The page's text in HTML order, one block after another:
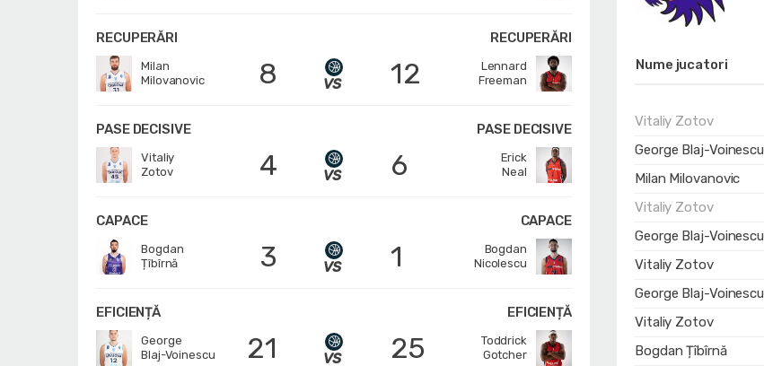
RECUPERĂRI
Milan
Milovanovic
8
RECUPERĂRI
12
Lennard
Freeman
PASE DECISIVE
Vitaliy
Zotov
4
PASE DECISIVE
6
Erick
Neal
CAPACE
Bogdan
Țîbîrnă
3
CAPACE
1
Bogdan
Nicolescu
EFICIENȚĂ
George
Blaj-Voinescu
21
EFICIENȚĂ
25
Toddrick
Gotcher
Nume jucatori
Vitaliy Zotov
George Blaj-Voinescu
Milan Milovanovic
Vitaliy Zotov
George Blaj-Voinescu
Vitaliy Zotov
George Blaj-Voinescu
Vitaliy Zotov
Bogdan Țîbîrnă